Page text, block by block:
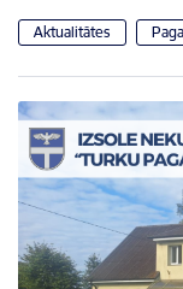
Aktualitātes